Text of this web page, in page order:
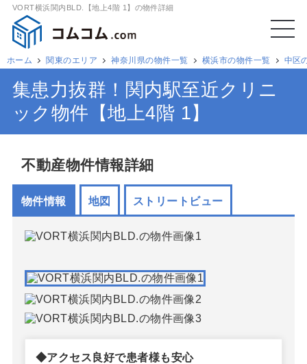
VORT横浜関内BLD.【地上4階 1】の物件詳細
ホーム 関東のエリア 神奈川県の物件一覧 横浜市の物件一覧 中区
集患力抜群！関内駅至近クリニ
ック物件【地上4階 1】
不動産物件情報詳細
物件情報 地図 ストリートビュー
◆アクセス良好で患者様も安心